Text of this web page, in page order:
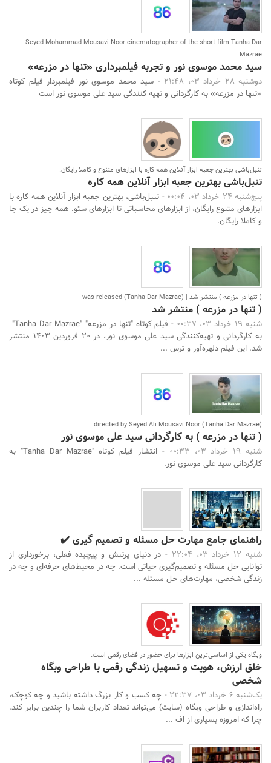
Seyed Mohammad Mousavi Noor cinematographer of the short film Tanha Dar
Mazrae
سید محمد موسوی نور و تجربه فیلمبرداری «تنها در مزرعه»
دوشنبه 28 خرداد 03، 21:48 -
سید محمد موسوی نور فیلمبردار فیلم کوتاه
«تنها در مزرعه» به کارگردانی و تهیه کنندگی سید علی موسوی نور است
تنبل‌باشی بهترین جعبه‌ ابزار آنلاین همه کاره با ابزارهای متنوع و کاملا رایگان.
تنبل‌باشی بهترین جعبه‌ ابزار آنلاین همه کاره
پنج‌شنبه 24 خرداد 03، 00:04 -
تنبل‌باشی، بهترین جعبه‌ ابزار آنلاین همه کاره با
ابزارهای متنوع رایگان، از ابزارهای محاسباتی تا ابزارهای سئو. همه چیز در یک جا
و کاملا رایگان.
( تنها در مزرعه ) منتشر شد | (Tanha Dar Mazrae) was released
( تنها در مزرعه ) منتشر شد
شنبه 19 خرداد 03، 00:37 -
فیلم کوتاه "تنها در مزرعه" "Tanha Dar Mazrae"
به کارگردانی و تهیه‌کنندگی سید علی موسوی نور، در ۲۰ فروردین ۱۴۰۳ منتشر
شد. این فیلم دلهره‌آور و ترس ...
(Tanha Dar Mazrae) directed by Seyed Ali Mousavi Noor
( تنها در مزرعه ) به کارگردانی سید علی موسوی نور
شنبه 19 خرداد 03، 00:33 -
انتشار فیلم کوتاه "Tanha Dar Mazrae" به
کارگردانی سید علی موسوی نور.
راهنمای جامع مهارت حل مسئله و تصمیم گیری ✔️
شنبه 12 خرداد 03، 22:04 -
در دنیای پرتنش و پیچیده‌ فعلی، برخورداری از
توانایی حل مسئله و تصمیم‌گیری حیاتی است. چه در محیط‌های حرفه‌ای و چه در
زندگی شخصی، مهارت‌های حل مسئله ...
وبگاه یکی از اساسی‌ترین ابزارها برای حضور در فضای رقمی است.
خلق ارزش، هویت و تسهیل زندگی رقمی با طراحی وبگاه
شخصی
یک‌شنبه 6 خرداد 03، 22:37 -
چه کسب و کار بزرگ داشته باشید و چه کوچک،
راه‌اندازی و طراحی وبگاه (سایت) می‌تواند تعداد کاربران شما را چندین برابر کند.
چرا که امروزه بسیاری از اف ...